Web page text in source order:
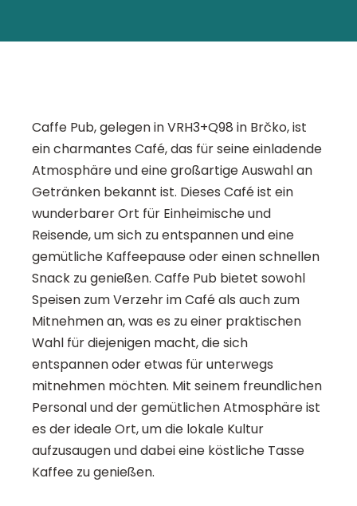
Caffe Pub, gelegen in VRH3+Q98 in Brčko, ist
ein charmantes Café, das für seine einladende
Atmosphäre und eine großartige Auswahl an
Getränken bekannt ist. Dieses Café ist ein
wunderbarer Ort für Einheimische und
Reisende, um sich zu entspannen und eine
gemütliche Kaffeepause oder einen schnellen
Snack zu genießen. Caffe Pub bietet sowohl
Speisen zum Verzehr im Café als auch zum
Mitnehmen an, was es zu einer praktischen
Wahl für diejenigen macht, die sich
entspannen oder etwas für unterwegs
mitnehmen möchten. Mit seinem freundlichen
Personal und der gemütlichen Atmosphäre ist
es der ideale Ort, um die lokale Kultur
aufzusaugen und dabei eine köstliche Tasse
Kaffee zu genießen.